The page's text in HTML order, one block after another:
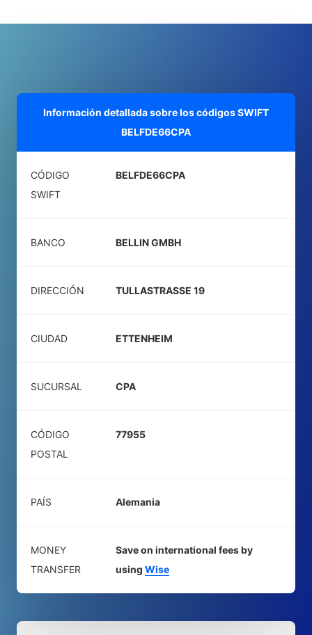
Información detallada sobre los códigos SWIFT
BELFDE66CPA
CÓDIGO
SWIFT
BELFDE66CPA
BANCO BELLIN GMBH
DIRECCIÓN TULLASTRASSE 19
CIUDAD ETTENHEIM
SUCURSAL CPA
CÓDIGO
POSTAL
77955
PAÍS Alemania
MONEY
TRANSFER
Save on international fees by
using Wise